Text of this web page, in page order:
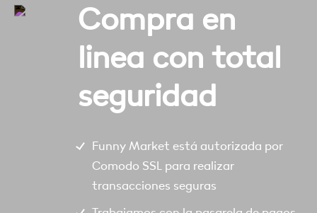
Compra en
linea con total
seguridad
Funny Market está autorizada por
Comodo SSL para realizar
transacciones seguras